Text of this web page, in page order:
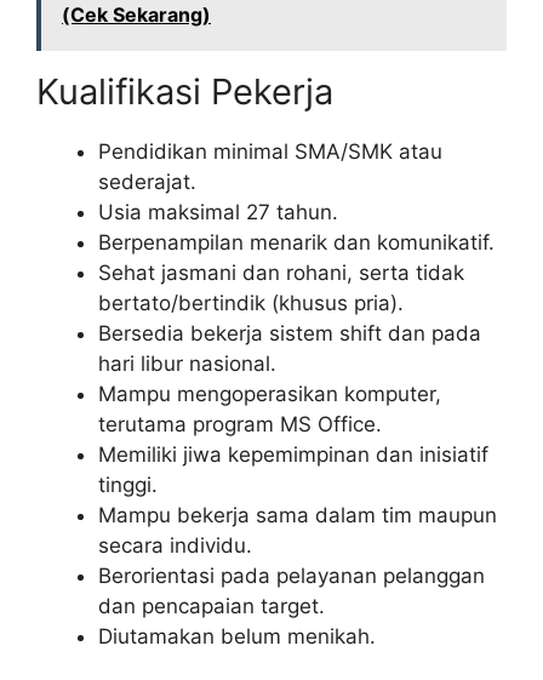
(Cek Sekarang)
Kualifikasi Pekerja
Pendidikan minimal SMA/SMK atau
sederajat.
Usia maksimal 27 tahun.
Berpenampilan menarik dan komunikatif.
Sehat jasmani dan rohani, serta tidak
bertato/bertindik (khusus pria).
Bersedia bekerja sistem shift dan pada
hari libur nasional.
Mampu mengoperasikan komputer,
terutama program MS Office.
Memiliki jiwa kepemimpinan dan inisiatif
tinggi.
Mampu bekerja sama dalam tim maupun
secara individu.
Berorientasi pada pelayanan pelanggan
dan pencapaian target.
Diutamakan belum menikah.